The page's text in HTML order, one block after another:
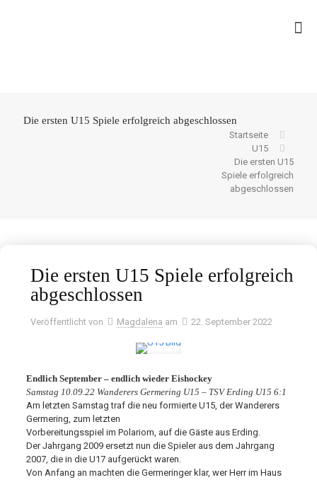
Die ersten U15 Spiele erfolgreich abgeschlossen
Startseite
U15
Die ersten U15
Spiele erfolgreich
abgeschlossen
Die ersten U15 Spiele erfolgreich
abgeschlossen
Veröffentlicht von Magdalena am 22. September 2022
Endlich September – endlich wieder Eishockey
Samstag 10.09.22 Wanderers Germering U15 – TSV Erding U15 6:1
Am letzten Samstag traf die neu formierte U15, der Wanderers
Germering, zum letzten
Vorbereitungsspiel im Polariom, auf die Gäste aus Erding.
Der Jahrgang 2009 ersetzt nun die Spieler aus dem Jahrgang
2007, die in die U17 aufgerückt waren.
Von Anfang an machten die Germeringer klar, wer Herr im Haus